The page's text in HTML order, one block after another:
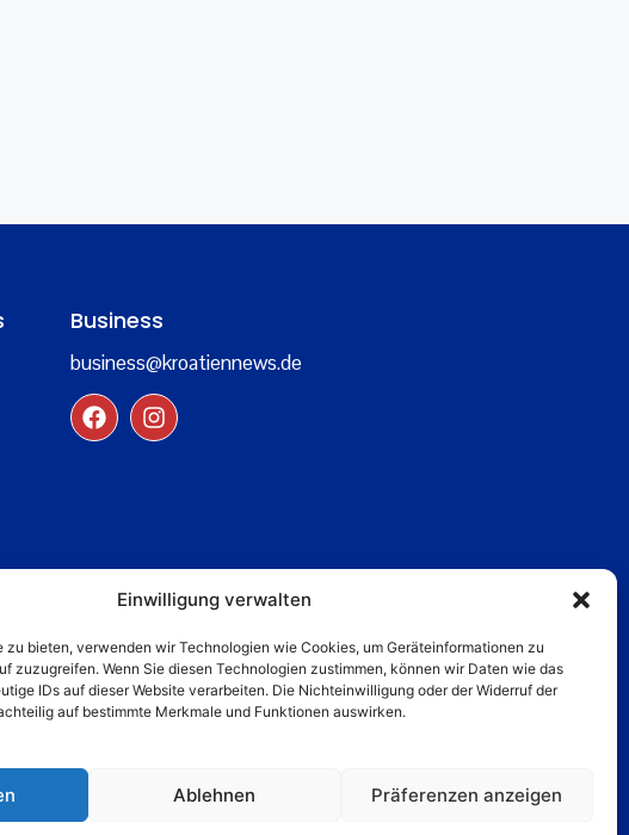
Einwilligung verwalten
zu bieten, verwenden wir Technologien wie Cookies, um Geräteinformationen zu
zuzugreifen. Wenn Sie diesen Technologien zustimmen, können wir Daten wie das
IDs auf dieser Website verarbeiten. Die Nichteinwilligung oder der Widerruf der
auf bestimmte Merkmale und Funktionen auswirken.
Ablehnen Präferenzen anzeigen
Business
business@kroatiennews.de